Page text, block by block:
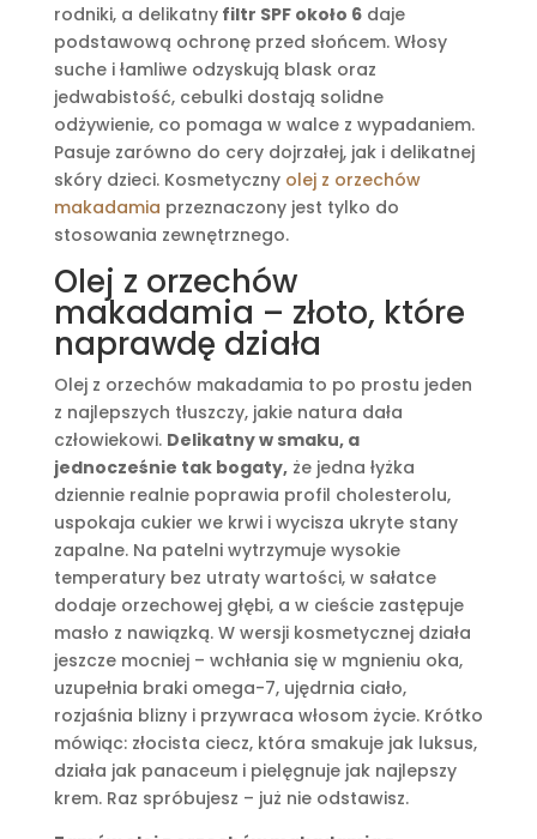
rodniki, a delikatnyfiltr SPF około 6daje
podstawową ochronę przed słońcem. Włosy
suche i łamliwe odzyskują blask oraz
jedwabistość, cebulki dostają solidne
odżywienie, co pomaga w walce z wypadaniem.
Pasuje zarówno do cery dojrzałej, jak i delikatnej
skóry dzieci. Kosmetyczny olej z orzechów
makadamia przeznaczony jest tylko do
stosowania zewnętrznego.
Olej z orzechów
makadamia – złoto, które
naprawdę działa
Olej z orzechów makadamia to po prostu jeden
z najlepszych tłuszczy, jakie natura dała
człowiekowi. Delikatny w smaku, a
jednocześnie tak bogaty,że jedna łyżka
dziennie realnie poprawia profil cholesterolu,
uspokaja cukier we krwi i wycisza ukryte stany
zapalne. Na patelni wytrzymuje wysokie
temperatury bez utraty wartości, w sałatce
dodaje orzechowej głębi, a w cieście zastępuje
masło z nawiązką. W wersji kosmetycznej działa
jeszcze mocniej – wchłania się w mgnieniu oka,
uzupełnia braki omega-7, ujędrnia ciało,
rozjaśnia blizny i przywraca włosom życie. Krótko
mówiąc: złocista ciecz, która smakuje jak luksus,
działa jak panaceum i pielęgnuje jak najlepszy
krem. Raz spróbujesz – już nie odstawisz.